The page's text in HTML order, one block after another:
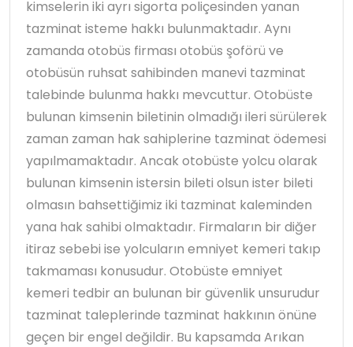
kimselerin iki ayrı sigorta poliçesinden yanan
tazminat isteme hakkı bulunmaktadır. Aynı
zamanda otobüs firması otobüs şoförü ve
otobüsün ruhsat sahibinden manevi tazminat
talebinde bulunma hakkı mevcuttur. Otobüste
bulunan kimsenin biletinin olmadığı ileri sürülerek
zaman zaman hak sahiplerine tazminat ödemesi
yapılmamaktadır. Ancak otobüste yolcu olarak
bulunan kimsenin istersin bileti olsun ister bileti
olmasın bahsettiğimiz iki tazminat kaleminden
yana hak sahibi olmaktadır. Firmaların bir diğer
itiraz sebebi ise yolcuların emniyet kemeri takıp
takmaması konusudur. Otobüste emniyet
kemeri tedbir an bulunan bir güvenlik unsurudur
tazminat taleplerinde tazminat hakkının önüne
geçen bir engel değildir. Bu kapsamda Arıkan